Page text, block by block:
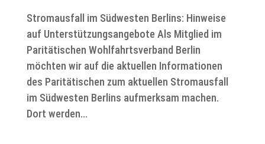
Stromausfall im Südwesten Berlins: Hinweise
auf Unterstützungsangebote Als Mitglied im
Paritätischen Wohlfahrtsverband Berlin
möchten wir auf die aktuellen Informationen
des Paritätischen zum aktuellen Stromausfall
im Südwesten Berlins aufmerksam machen.
Dort werden...